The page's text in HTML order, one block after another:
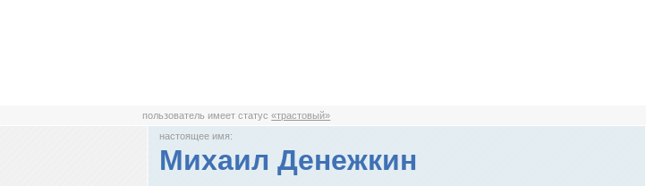
пользователь имеет статус«трастовый»
настоящее имя:
Михаил Денежкин